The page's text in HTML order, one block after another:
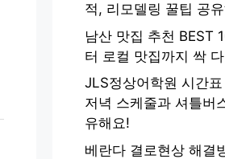
적, 리모델링 꿀팁 공
남산 맛집 추천 BEST
터 로컬 맛집까지 싹
JLS정상어학원 시간
저녁 스케줄과 셔틀버
유해요!
베란다 결로현상 해결